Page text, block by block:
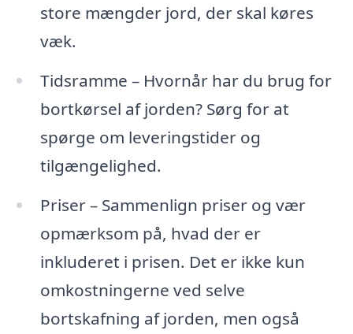
store mængder jord, der skal køres
væk.
Tidsramme – Hvornår har du brug for
bortkørsel af jorden? Sørg for at
spørge om leveringstider og
tilgængelighed.
Priser – Sammenlign priser og vær
opmærksom på, hvad der er
inkluderet i prisen. Det er ikke kun
omkostningerne ved selve
bortskafning af jorden, men også